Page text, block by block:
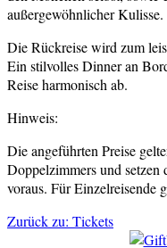
außergewöhnlicher Kulisse.
Die Rückreise wird zum
Ein stilvolles Dinner an
Reise harmonisch ab.
Hinweis:
Die angeführten Preise
Doppelzimmers und setzen
voraus. Für Einzelreisende
Zurück zu: Tickets